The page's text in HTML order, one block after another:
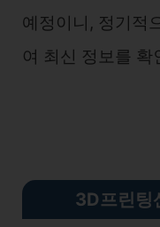
예정이니, 정기적
여 최신 정보를
3D프린팅